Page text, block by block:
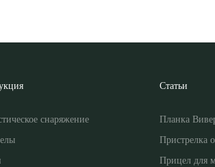
снаряжение
Статьи
Планка
Пристрелка
Прицел для